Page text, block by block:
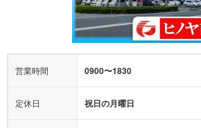
営業時間 0900〜1830
定休日 祝日の月曜日